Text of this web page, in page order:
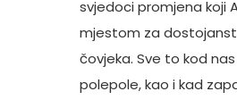
svjedoci promjena koji
mjestom za
čovjeka. Sve to kod
polepole, kao i kad